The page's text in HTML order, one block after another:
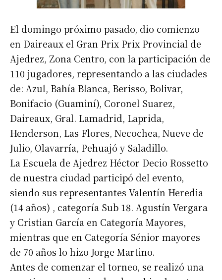
El domingo próximo pasado, dio comienzo
en Daireaux el Gran Prix Prix Provincial de
Ajedrez, Zona Centro, con la participación de
110 jugadores, representando a las ciudades
de: Azul, Bahía Blanca, Berisso, Bolivar,
Bonifacio (Guaminí), Coronel Suarez,
Daireaux, Gral. Lamadrid, Laprida,
Henderson, Las Flores, Necochea, Nueve de
Julio, Olavarría, Pehuajó y Saladillo.
La Escuela de Ajedrez Héctor Decio Rossetto
de nuestra ciudad participó del evento,
siendo sus representantes Valentín Heredia
(14 años) , categoría Sub 18. Agustín Vergara
y Cristian García en Categoría Mayores,
mientras que en Categoría Sénior mayores
de 70 años lo hizo Jorge Martino.
Antes de comenzar el torneo, se realizó una